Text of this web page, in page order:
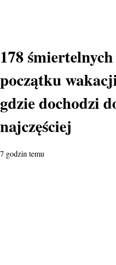
178
początku
gdzie dochodzi
najczęściej
7 godzin temu